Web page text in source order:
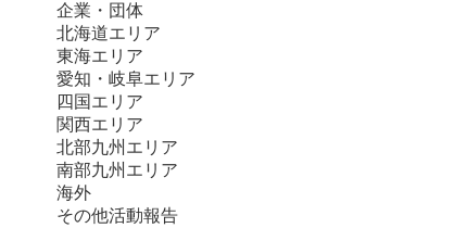
企業・団体
北海道エリア
東海エリア
愛知・岐阜エリア
四国エリア
関西エリア
北部九州エリア
南部九州エリア
海外
その他活動報告